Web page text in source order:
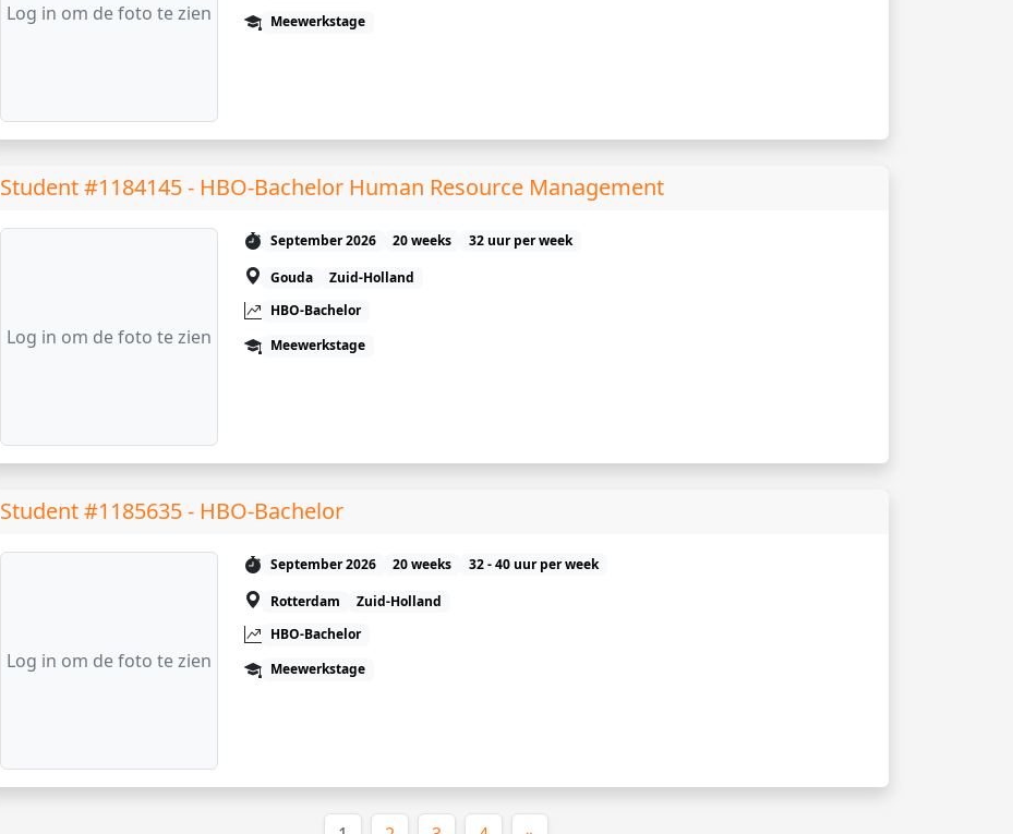
Log in om de foto te zien
Meewerkstage
Student #1184145 - HBO-Bachelor Human Resource Management
Log in om de foto te zien
September 2026 20 weeks
32 uur per week
Gouda
Zuid-Holland
HBO-Bachelor
Meewerkstage
Student #1185635 - HBO-Bachelor
Log in om de foto te zien
September 2026 20 weeks
32 - 40 uur per week
Rotterdam
Zuid-Holland
HBO-Bachelor
Meewerkstage